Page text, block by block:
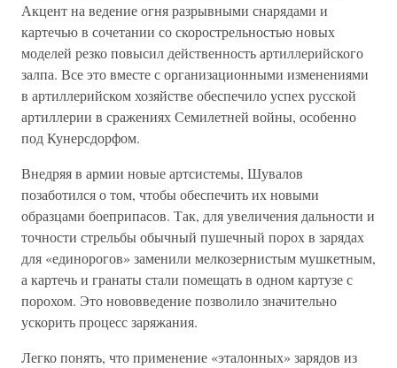
Акцент на ведение огня разрывными снарядами и
картечью в сочетании со скорострельностью новых
моделей резко повысил действенность артиллерийского
залпа. Все это вместе с организационными изменениями
в артиллерийском хозяйстве обеспечило успех русской
артиллерии в сражениях Семилетней войны, особенно
под Кунерсдорфом.
Внедряя в армии новые артсистемы, Шувалов
позаботился о том, чтобы обеспечить их новыми
образцами боеприпасов. Так, для увеличения дальности и
точности стрельбы обычный пушечный порох в зарядах
для «единорогов» заменили мелкозернистым мушкетным,
а картечь и гранаты стали помещать в одном картузе с
порохом. Это нововведение позволило значительно
ускорить процесс заряжания.
Легко понять, что применение «эталонных» зарядов из